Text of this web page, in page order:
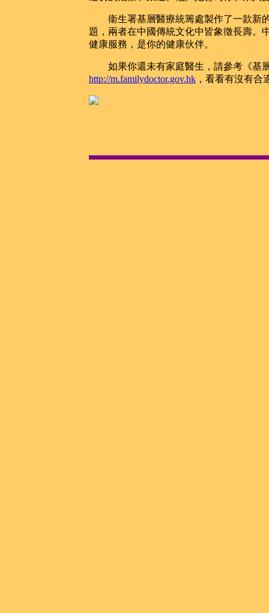
衞生署基層醫療統籌處製作了一款新
題，兩者在中國傳統文化中皆象徵長壽。
健康服務，是你的健康伙伴。
如果你還未有家庭醫生，請參考《基
http://m.familydoctor.gov.hk ，看看有沒有合